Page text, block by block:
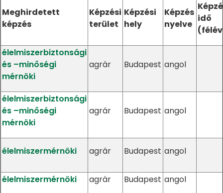
Meghirdetett
képzés
Képzési
terület
Képzési
hely
Képzés
nyelve
idő
élelmiszerbiztonsági
és –minőségi
mérnöki
agrár Budapest angol
élelmiszerbiztonsági
és –minőségi
mérnöki
agrár Budapest angol
élelmiszermérnöki agrár Budapest angol
élelmiszermérnöki agrár Budapest angol